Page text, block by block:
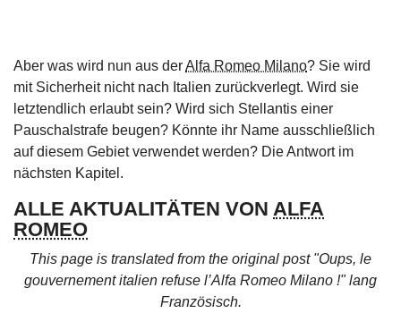
Aber was wird nun aus derAlfa Romeo Milano? Sie wird
mit Sicherheit nicht nach Italien zurückverlegt. Wird sie
letztendlich erlaubt sein? Wird sich Stellantis einer
Pauschalstrafe beugen? Könnte ihr Name ausschließlich
auf diesem Gebiet verwendet werden? Die Antwort im
nächsten Kapitel.
ALLE AKTUALITÄTEN VON ALFA
ROMEO
This page is translated from the original post "Oups, le
gouvernement italien refuse l’Alfa Romeo Milano !"lang
Französisch.